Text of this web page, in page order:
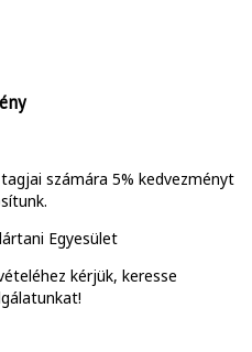
számára 5% kedvezményt
kérjük, keresse